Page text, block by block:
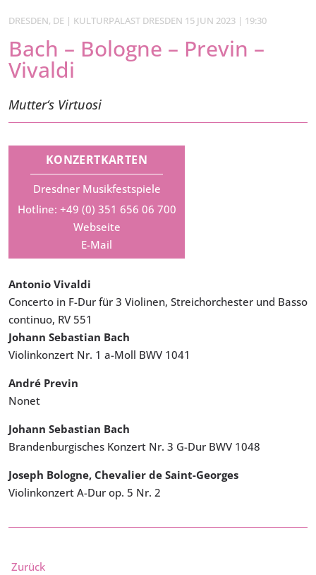
DRESDEN, DE | KULTURPALAST DRESDEN 15 JUN 2023 | 19:30
Bach – Bologne – Previn –
Vivaldi
Mutter‘s Virtuosi
KONZERTKARTEN
Dresdner Musikfestspiele
Hotline: +49 (0) 351 656 06 700
Webseite
E-Mail
Antonio Vivaldi
Concerto in F-Dur für 3 Violinen, Streichorchester und Basso
continuo, RV 551
Johann Sebastian Bach
Violinkonzert Nr. 1 a-Moll BWV 1041
André Previn
Nonet
Johann Sebastian Bach
Brandenburgisches Konzert Nr. 3 G-Dur BWV 1048
Joseph Bologne, Chevalier de Saint-Georges
Violinkonzert A-Dur op. 5 Nr. 2
Zurück